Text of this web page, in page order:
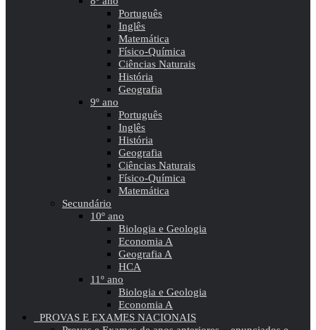
Português
Inglês
Matemática
Físico-Química
Ciências Naturais
História
Geografia
9º ano
Português
Inglês
História
Geografia
Ciências Naturais
Físico-Química
Matemática
Secundário
10º ano
Biologia e Geologia
Economia A
Geografia A
HCA
11º ano
Biologia e Geologia
Economia A
PROVAS E EXAMES NACIONAIS